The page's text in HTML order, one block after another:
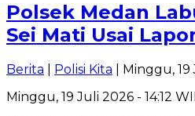
Polsek Medan
Sei Mati Usai
Berita Polisi Kita | Minggu, 19
Minggu, 19 Juli 2026 - 14:12